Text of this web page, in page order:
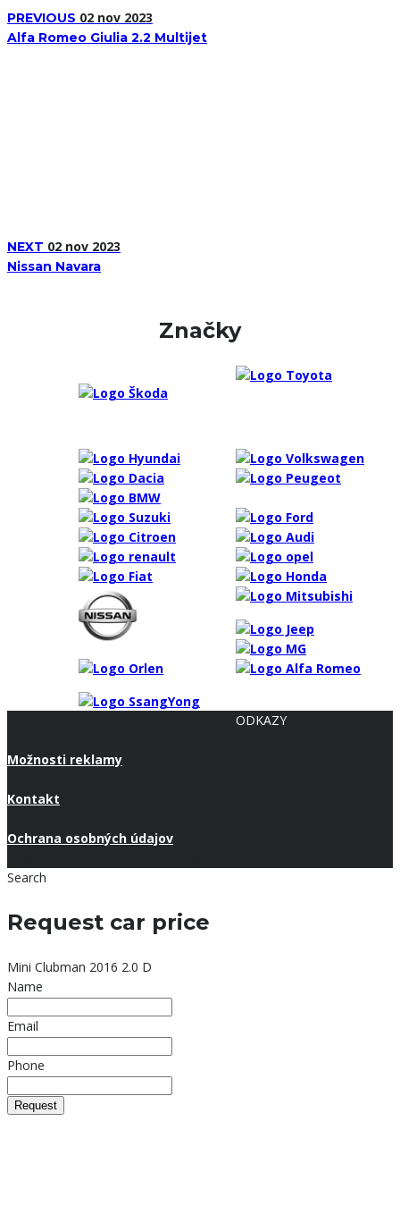
PREVIOUS 02 nov 2023
Alfa Romeo Giulia 2.2 Multijet
NEXT 02 nov 2023
Nissan Navara
Značky
ODKAZY
Možnosti reklamy
Kontakt
Ochrana osobných údajov
Search
Request car price
Mini Clubman 2016 2.0 D
Name
Email
Phone
Request